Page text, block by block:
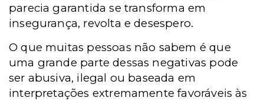
parecia garantida se transforma em
insegurança, revolta e desespero.
O que muitas pessoas não sabem é que
uma grande parte dessas negativas pode
ser abusiva, ilegal ou baseada em
interpretações extremamente favoráveis às